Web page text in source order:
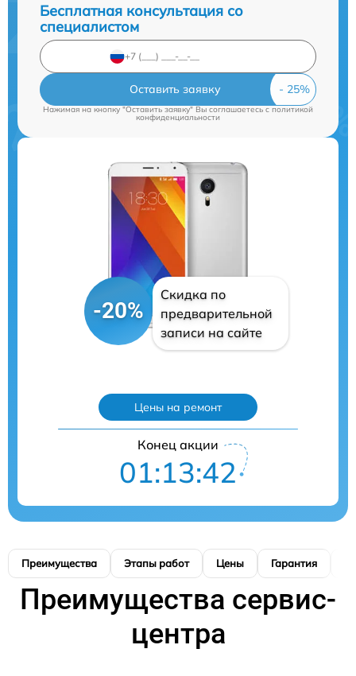
Бесплатная консультация со
специалистом
Оставить заявку
Нажимая на кнопку "Оставить заявку" Вы соглашаетесь cполитикой
конфиденциальности
-20%
Скидка по
предварительной
записи на сайте
Цены на ремонт
Конец акции
01:13:41
Преимущества Этапы работ Цены Гарантия
Преимущества сервис-
центра